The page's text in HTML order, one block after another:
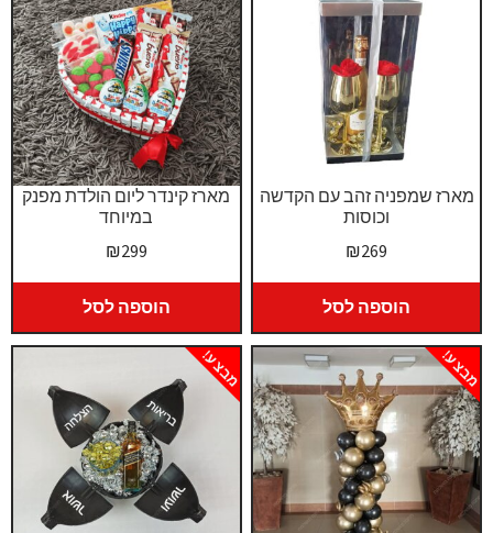
מארז קינדר ליום הולדת מפנק
במיוחד
₪299
הוספה לסל
מארז שמפניה זהב עם הקדשה
וכוסות
₪269
הוספה לסל
מבצע! מבצע!